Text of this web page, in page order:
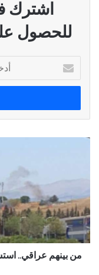
اشترك
للحصول
بريدك
الإلكتروني